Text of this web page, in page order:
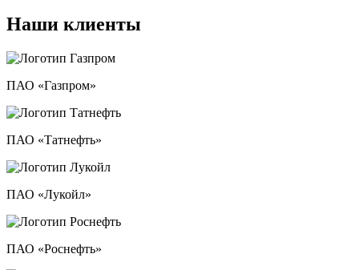
Наши клиенты
ПАО «Газпром»
ПАО «Татнефть»
ПАО «Лукойл»
ПАО «Роснефть»